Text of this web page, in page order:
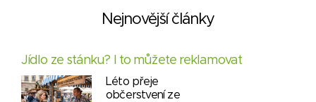
Nejnovější články
Jídlo ze stánku? I to můžete reklamovat
Léto přeje
občerstvení ze